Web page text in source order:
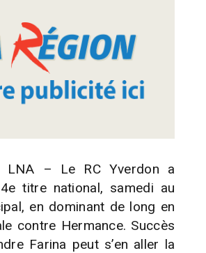
LNA – Le RC Yverdon a
titre national, samedi au
en dominant de long en
contre Hermance. Succès
Farina peut s’en aller la